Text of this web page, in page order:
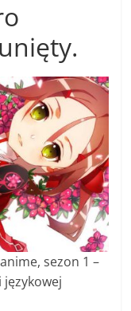
sezon 1 –
językowej